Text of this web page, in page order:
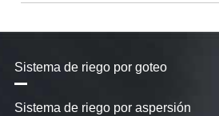
Sistema de riego por goteo
Sistema de riego por aspersión